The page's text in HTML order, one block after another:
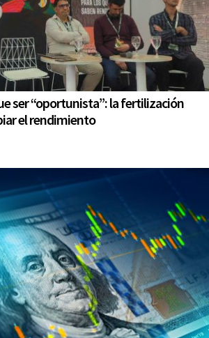
ser “oportunista”: la fertilización
el rendimiento